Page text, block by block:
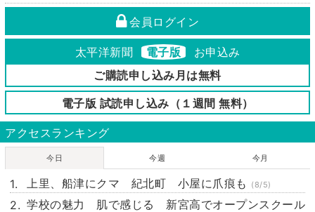
会員ログイン
太平洋新聞 電子版
お申込み
ご購読申し込み月は無料
電子版 試読申し込み（１週間 無料）
アクセスランキング
今日 今週 今月
上里、船津にクマ 紀北町 小屋に爪痕も (8/5)
学校の魅力 肌で感じる 新宮高でオープンスクール